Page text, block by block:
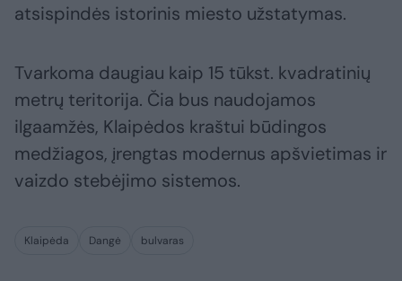
atsispindės istorinis miesto užstatymas.
Tvarkoma daugiau kaip 15 tūkst. kvadratinių
metrų teritorija. Čia bus naudojamos
ilgaamžės, Klaipėdos kraštui būdingos
medžiagos, įrengtas modernus apšvietimas ir
vaizdo stebėjimo sistemos.
Klaipėda Dangė bulvaras